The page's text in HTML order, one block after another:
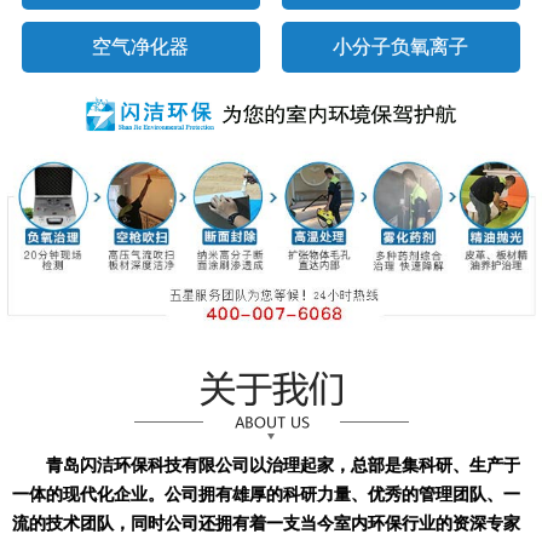
空气净化器 小分子负氧离子
青岛闪洁环保科技有限公司以治理起家，总部是集科研、生产于
一体的现代化企业。公司拥有雄厚的科研力量、优秀的管理团队、一
流的技术团队，同时公司还拥有着一支当今室内环保行业的资深专家